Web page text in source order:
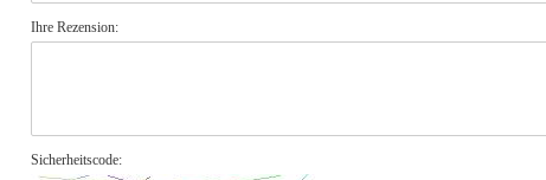
Ihre Rezension:
Sicherheitscode: